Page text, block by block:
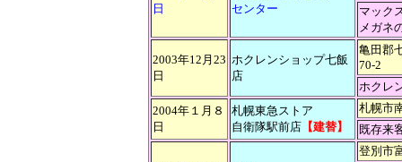
日
センター
マック
メガネ
2003年12月23
日
ホクレンショップ七飯
店
亀田郡
70-2
ホクレ
2004年１月８
日
札幌東急ストア
自衛隊駅前店 【建替】
札幌市
既存来
登別市